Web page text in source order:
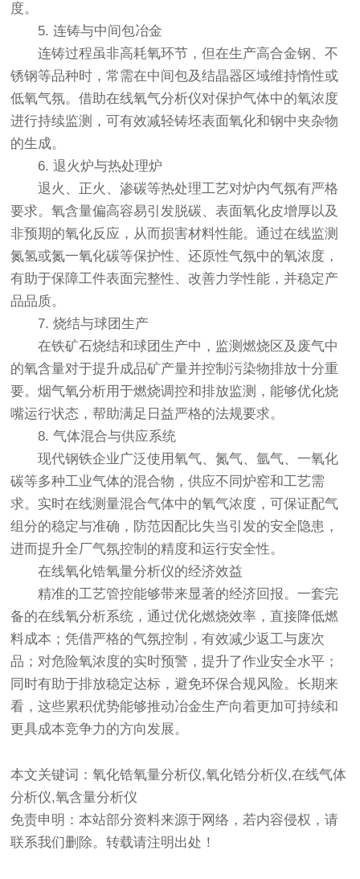
度。
5. 连铸与中间包冶金
连铸过程虽非高耗氧环节，但在生产高合金钢、不
锈钢等品种时，常需在中间包及结晶器区域维持惰性或
低氧气氛。借助在线氧气分析仪对保护气体中的氧浓度
进行持续监测，可有效减轻铸坯表面氧化和钢中夹杂物
的生成。
6. 退火炉与热处理炉
退火、正火、渗碳等热处理工艺对炉内气氛有严格
要求。氧含量偏高容易引发脱碳、表面氧化皮增厚以及
非预期的氧化反应，从而损害材料性能。通过在线监测
氮氢或氮一氧化碳等保护性、还原性气氛中的氧浓度，
有助于保障工件表面完整性、改善力学性能，并稳定产
品品质。
7. 烧结与球团生产
在铁矿石烧结和球团生产中，监测燃烧区及废气中
的氧含量对于提升成品矿产量并控制污染物排放十分重
要。烟气氧分析用于燃烧调控和排放监测，能够优化烧
嘴运行状态，帮助满足日益严格的法规要求。
8. 气体混合与供应系统
现代钢铁企业广泛使用氧气、氮气、氩气、一氧化
碳等多种工业气体的混合物，供应不同炉窑和工艺需
求。实时在线测量混合气体中的氧气浓度，可保证配气
组分的稳定与准确，防范因配比失当引发的安全隐患，
进而提升全厂气氛控制的精度和运行安全性。
在线氧化锆氧量分析仪的经济效益
精准的工艺管控能够带来显著的经济回报。一套完
备的在线氧分析系统，通过优化燃烧效率，直接降低燃
料成本；凭借严格的气氛控制，有效减少返工与废次
品；对危险氧浓度的实时预警，提升了作业安全水平；
同时有助于排放稳定达标，避免环保合规风险。长期来
看，这些累积优势能够推动冶金生产向着更加可持续和
更具成本竞争力的方向发展。
本文关键词：氧化锆氧量分析仪,氧化锆分析仪,在线气体
分析仪,氧含量分析仪
免责申明：本站部分资料来源于网络，若内容侵权，请
联系我们删除。转载请注明出处！